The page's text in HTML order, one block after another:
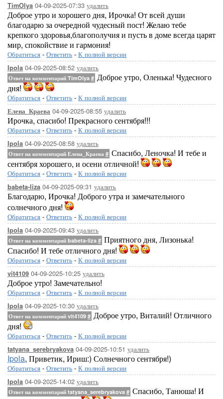
TimOlya 04-09-2025-07:33 удалить
Доброе утро и хорошего дня, Ирочка! От всей души
благодарю за очередной чудесный пост! Желаю тебе
крепкого здоровья,благополучия и пусть в доме всегда царят
мир, спокойствие и гармония!
Обратиться - Ответить - К полной версии
Ipola 04-09-2025-08:52 удалить
Ответ на комментарий TimOlya # Доброе утро, Оленька! Чудесного
дня!
Обратиться - Ответить - К полной версии
Елена_Краева 04-09-2025-08:55 удалить
Ирочка, спасибо! Прекрасного сентября!!!
Обратиться - Ответить - К полной версии
Ipola 04-09-2025-08:58 удалить
Ответ на комментарий Елена_Краева # Спасибо, Леночка! И тебе и
сентября хорошего, и осени отличной!
Обратиться - Ответить - К полной версии
babeta-liza 04-09-2025-09:31 удалить
Благодарю, Ирочка! Доброго утра и замечательного
солнечного дня!
Обратиться - Ответить - К полной версии
Ipola 04-09-2025-09:43 удалить
Ответ на комментарий babeta-liza # Приятного дня, Лизонька!
Спасибо! И тебе отличного дня!
Обратиться - Ответить - К полной версии
vit4109 04-09-2025-10:25 удалить
Доброе утро! Замечательно!
Обратиться - Ответить - К полной версии
Ipola 04-09-2025-10:30 удалить
Ответ на комментарий vit4109 # Доброе утро, Виталий! Отличного
дня!
Обратиться - Ответить - К полной версии
tatyana_serebryakova 04-09-2025-10:51 удалить
Ipola, Приветик, Ириш:) Солнечного сентября!)
Обратиться - Ответить - К полной версии
Ipola 04-09-2025-14:02 удалить
Ответ на комментарий tatyana_serebryakova # Спасибо, Танюша! И